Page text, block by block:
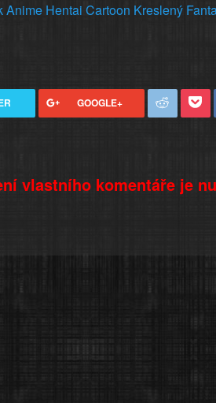
Anime Hentai Cartoon Kreslený
GOOGLE+
vlastního komentáře je